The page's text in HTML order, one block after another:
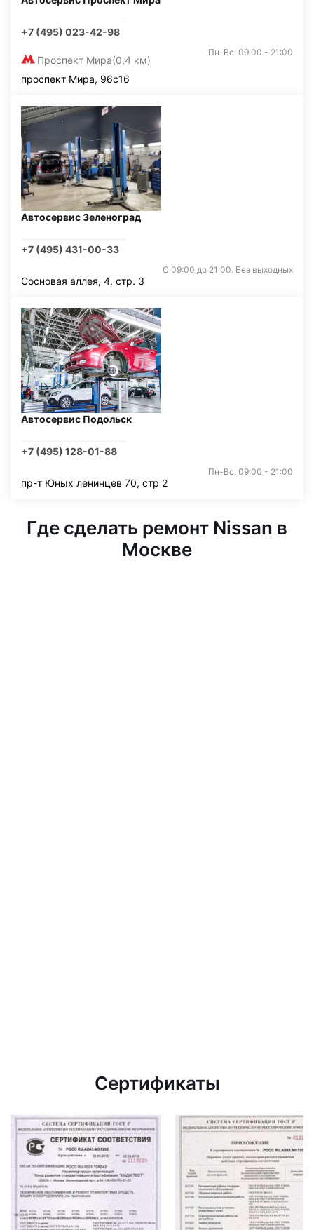
+7 (495) 023-42-98
Проспект Мира(0,4 км)
Пн-Вс: 09:00 - 21:00
проспект Мира, 96с16
Автосервис Зеленоград
+7 (495) 431-00-33
С 09:00 до 21:00. Без выходных
Сосновая аллея, 4, стр. 3
Автосервис Подольск
+7 (495) 128-01-88
Пн-Вс: 09:00 - 21:00
пр-т Юных ленинцев 70, стр 2
Где сделать ремонт Nissan в
Москве
Сертификаты